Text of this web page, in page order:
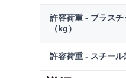
許容荷重 - プラス
（kg）
許容荷重 - スチール